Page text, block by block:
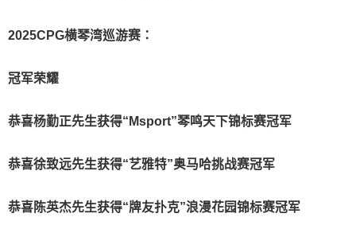
2025CPG横琴湾巡游赛：
冠军荣耀
恭喜杨勤正先生获得“Msport”琴鸣天下锦标赛冠军
恭喜徐致远先生获得“艺雅特”奥马哈挑战赛冠军
恭喜陈英杰先生获得“牌友扑克”浪漫花园锦标赛冠军